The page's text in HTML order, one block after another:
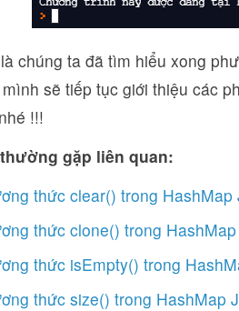
chúng ta đã tìm hiểu xong
sẽ tiếp tục giới thiệu các
!!!
gặp liên quan:
thức clear() trong HashMap
thức clone() trong
thức isEmpty() trong
thức size() trong HashMap